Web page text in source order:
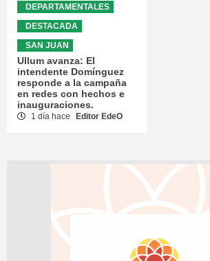
DEPARTAMENTALES
DESTACADA
SAN JUAN
Ullum avanza: El
intendente Domínguez
responde a la campaña
en redes con hechos e
inauguraciones.
1 día hace Editor EdeO